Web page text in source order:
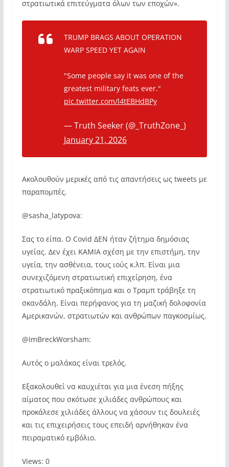
στρατιωτικά επιτεύγματα όλων των εποχών».
TRUMP BRAGS ABOUT OPERATION
WARP SPEED YET AGAIN
"Some people say it was one of the
greatest military feats ever."
pic.twitter.com/l4tEBHdBPy
— Truth Seeker (@_TruthZone_)
January 21, 2026
Ακολουθούν μερικές από τις απαντήσεις ως tweets με
παραπομπές.
@sasha_latypova:
Σας το είπα. Ο Covid ΔΕΝ ήταν ζήτημα δημόσιας
υγείας. Δεν έχει ΚΑΜΙΑ σχέση με την επιστήμη, την
υγεία, την ασθένεια, τους ιούς κ.λπ. Είναι μια
συνεχιζόμενη στρατιωτική επιχείρηση, ένα
στρατιωτικό πραξικόπημα και ο Τραμπ τράβηξε τη
σκανδάλη. Είναι περήφανος για τη μαζική δολοφονία
Αμερικανών, στρατιωτών και ανθρώπων παγκοσμίως.
@ImBreckWorsham:
Αυτός ο μαλάκας είναι τρελός.
Εξακολουθεί να καυχιέται για μια ένεση πήξης
αίματος που σκότωσε χιλιάδες ανθρώπους και
προκάλεσε χιλιάδες άλλους να χάσουν τις δουλειές
και τις επιχειρήσεις τους επειδή αρνήθηκαν ένα
πειραματικό εμβόλιο.
Views: 0